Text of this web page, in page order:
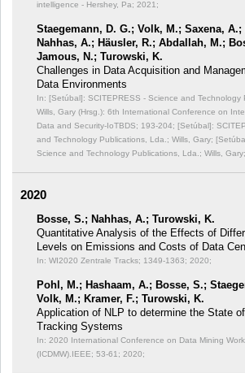
intelligence - Hershey, Pa; 2021;
Staegemann, D. G.; Volk, M.; Saxena,
Nahhas, A.; Häusler, R.; Abdallah, M.;
Jamous, N.; Turowski, K.
Challenges in Data Acquisition and
Data Environments
In: [Setúbal]: SCITEPRESS - Science and Technology
Wills, Gary (Hrsg.): 6th International Conference on
Data and Security-IoTBDS; 193-204; [Setúbal]:
and Technology Publications, Lda.; Wills, Gary;
Science and Technology Publications, Lda.; Wills,
2020
Bosse, S.; Nahhas, A.; Turowski, K.
Quantitative Analysis of the Effects of
Levels on Emissions and Costs of Data
In: WI2020 Zentrale Tracks; 1349-1363; 2020;
Pohl, M.; Hashaam, A.; Bosse, S.;
Volk, M.; Kramer, F.; Turowski, K.
Application of NLP to determine the State
Tracking Systems
In: 2020 International Conference on Data Mining
(ICDMW).IEEE; 53-61; 2020;